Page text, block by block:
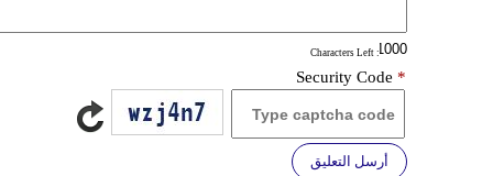
: Characters Left
Security Code *
أرسل التعليق